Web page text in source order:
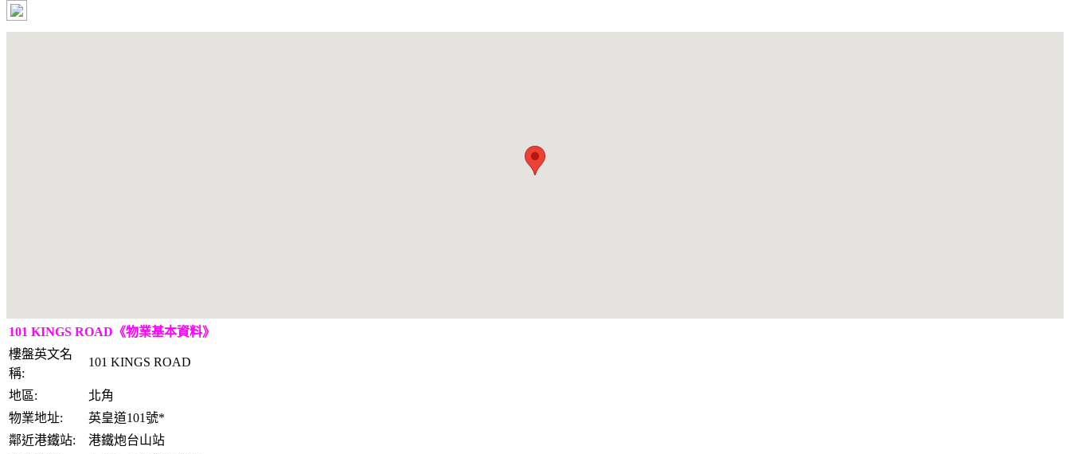
101 KINGS ROAD《物業基本資料》
樓盤英文名
稱:
101 KINGS ROAD
地區:
北角
物業地址:
英皇道101號*
鄰近港鐵站:
港鐵炮台山站